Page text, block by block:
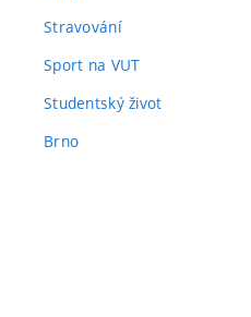
Stravování
Sport na VUT
Studentský život
Brno